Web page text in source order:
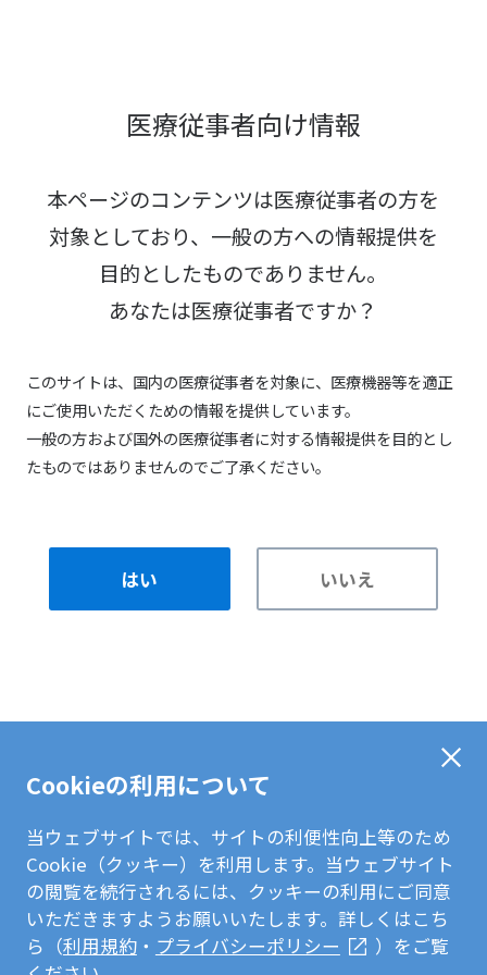
医療従事者向け情報
本ページのコンテンツは医療従事者の方を
対象としており、 一般の方への情報提供を
目的としたものでありません。
あなたは医療従事者ですか？
このサイトは、国内の医療従事者を対象に、医療機器等を適正
にご使用いただくための情報を提供しています。
一般の方および国外の医療従事者に対する情報提供を目的とし
たものではありませんのでご了承ください。
はい いいえ
Cookieの利用について
当ウェブサイトでは、サイトの利便性向上等のため
Cookie（クッキー）を利用します。当ウェブサイト
の閲覧を続行されるには、クッキーの利用にご同意
いただきますようお願いいたします。詳しくはこち
ら（利用規約・ プライバシーポリシー
）をご覧